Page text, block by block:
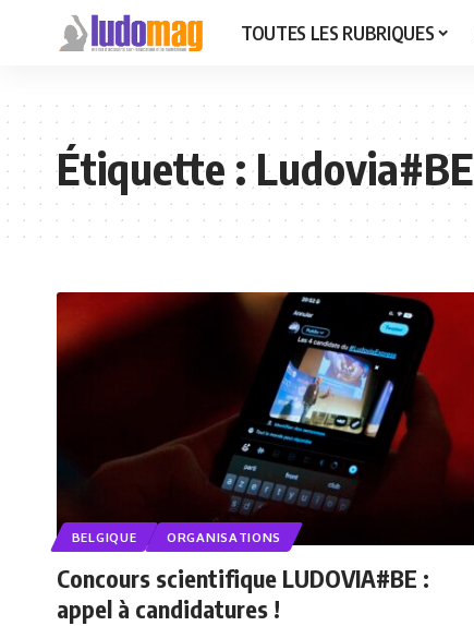
TOUTES LES RUBRIQUES
Étiquette :Ludovia#BE
BELGIQUE ORGANISATIONS
Concours scientifique LUDOVIA#BE :
appel à candidatures !